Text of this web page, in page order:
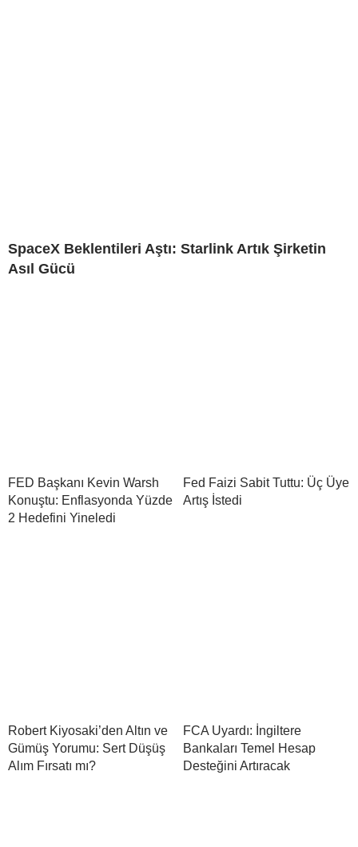
SpaceX Beklentileri Aştı: Starlink Artık Şirketin
Asıl Gücü
FED Başkanı Kevin Warsh
Konuştu: Enflasyonda Yüzde
2 Hedefini Yineledi
Fed Faizi Sabit Tuttu: Üç Üye
Artış İstedi
Robert Kiyosaki’den Altın ve
Gümüş Yorumu: Sert Düşüş
Alım Fırsatı mı?
FCA Uyardı: İngiltere
Bankaları Temel Hesap
Desteğini Artıracak